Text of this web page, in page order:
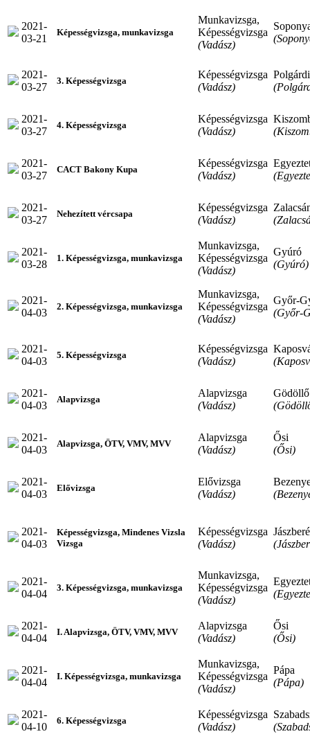
2021-
03-21
Képességvizsga, munkavizsga
Munkavizsga,
Képességvizsga
(Vadász)
2021-
03-27
3. Képességvizsga
Képességvizsga
(Vadász)
Polgárdi
2021-
03-27
4. Képességvizsga
Képességvizsga
(Vadász)
2021-
03-27
CACT Bakony Kupa
Képességvizsga
(Vadász)
2021-
03-27
Nehezített vércsapa
Képességvizsga
(Vadász)
2021-
03-28
1. Képességvizsga, munkavizsga
Munkavizsga,
Képességvizsga
(Vadász)
Gyúró
(Gyúró)
2021-
04-03
2. Képességvizsga, munkavizsga
Munkavizsga,
Képességvizsga
(Vadász)
Győr-
(Győr-
2021-
04-03
5. Képességvizsga
Képességvizsga
(Vadász)
2021-
04-03
Alapvizsga
Alapvizsga
(Vadász)
Gödöllő
2021-
04-03
Alapvizsga, ÖTV, VMV, MVV
Alapvizsga
(Vadász)
Ősi
(Ősi)
2021-
04-03
Elővizsga
Elővizsga
(Vadász)
2021-
04-03
Képességvizsga, Mindenes Vizsla
Vizsga
Képességvizsga
(Vadász)
2021-
04-04
3. Képességvizsga, munkavizsga
Munkavizsga,
Képességvizsga
(Vadász)
2021-
04-04
I. Alapvizsga, ÖTV, VMV, MVV
Alapvizsga
(Vadász)
Ősi
(Ősi)
2021-
04-04
I. Képességvizsga, munkavizsga
Munkavizsga,
Képességvizsga
(Vadász)
Pápa
(Pápa)
2021-
04-10
6. Képességvizsga
Képességvizsga
(Vadász)